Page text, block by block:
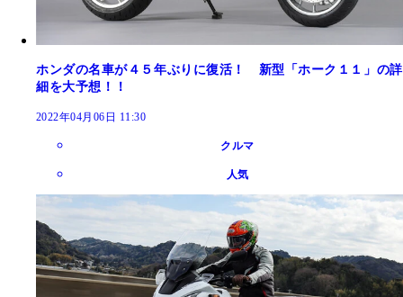
ホンダの名車が４５年ぶりに復活！ 新型「ホーク１１」の詳
細を大予想！！
2022年04月06日 11:30
クルマ
人気